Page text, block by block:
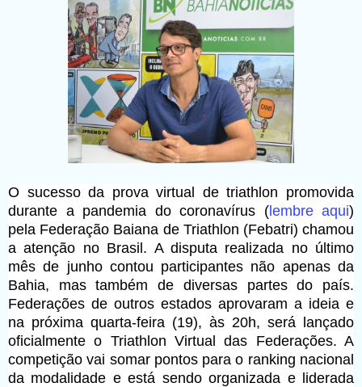
O sucesso da prova virtual de triathlon promovida
durante a pandemia do coronavírus (lembre aqui)
pela Federação Baiana de Triathlon (Febatri) chamou
a atenção no Brasil. A disputa realizada no último
mês de junho contou participantes não apenas da
Bahia, mas também de diversas partes do país.
Federações de outros estados aprovaram a ideia e
na próxima quarta-feira (19), às 20h, será lançado
oficialmente o Triathlon Virtual das Federações. A
competição vai somar pontos para o ranking nacional
da modalidade e está sendo organizada e liderada